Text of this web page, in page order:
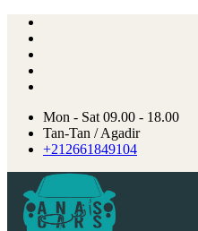
Mon - Sat 09.00 - 18.00
Tan-Tan / Agadir
+212661849104